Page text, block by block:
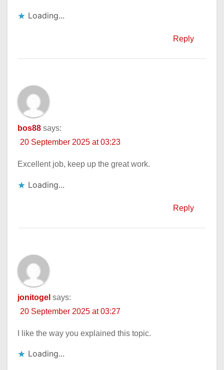
Loading...
Reply
bos88 says:
20 September 2025 at 03:23
Excellent job, keep up the great work.
Loading...
Reply
jonitogel says:
20 September 2025 at 03:27
I like the way you explained this topic.
Loading...